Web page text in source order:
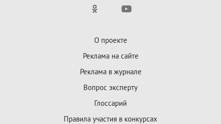
О проекте
Реклама на сайте
Реклама в журнале
Вопрос эксперту
Глоссарий
Правила участия в конкурсах